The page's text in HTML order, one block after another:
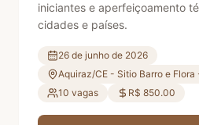
iniciantes e aperfeiçoamento
cidades e países.
26 de junho de 2026
Aquiraz/CE - Sitio Barro e Flora
10 vagas R$ 850.00